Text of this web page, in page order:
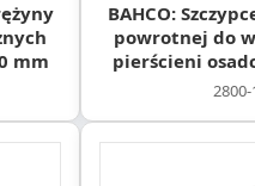
mm
BAHCO:
powrotnej do
pierścieni
2800-